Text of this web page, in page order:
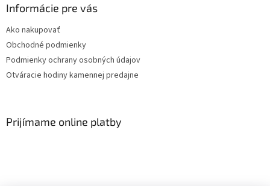
Informácie pre vás
Ako nakupovať
Obchodné podmienky
Podmienky ochrany osobných údajov
Otváracie hodiny kamennej predajne
Prijímame online platby